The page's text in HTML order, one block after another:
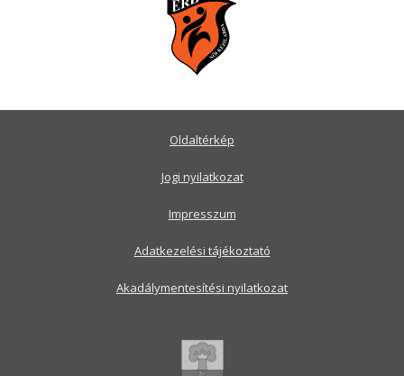
Oldaltérkép
Jogi nyilatkozat
Impresszum
Adatkezelési tájékoztató
Akadálymentesítési nyilatkozat